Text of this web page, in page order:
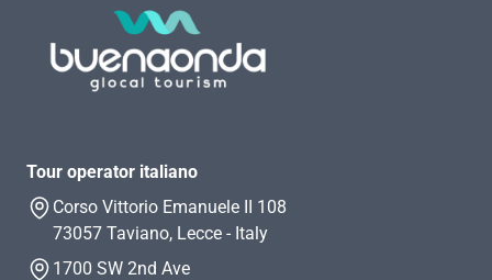
Tour operator italiano
Corso Vittorio Emanuele II 108
73057 Taviano, Lecce - Italy
1700 SW 2nd Ave